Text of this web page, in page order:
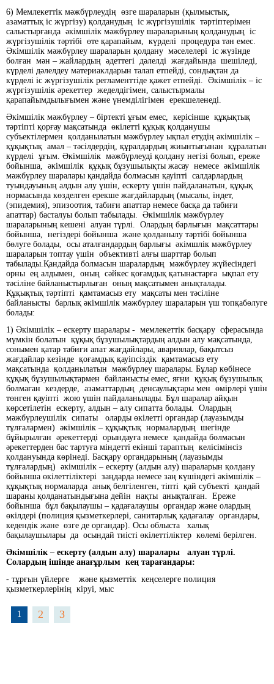
6) Мемлекеттік мәжбүрлеудің өзге шараларын (қылмыстық,
азаматтық іс жүргізу) қолданудың іс жүргізушілік тәртіптерімен
салыстырғанда әкімшілік мәжбүрлеу шараларының қолданудың іс
жүргізушілік тәртібі өте қарапайым, күрделі процедура тән емес.
Әкімшілік мәжбүрлеу шараларын қолдану мәселелері іс жүзінде
болған мән – жайлардың әдеттегі дәлелді жағдайында шешіледі,
күрделі дәлелдеу материаклдарын талап етпейді, сондықтан да
күрделі іс жүргізушілік регламенттіде қажет етпейді. Әкімшілік – іс
жүргізушілік әрекеттер жеделдігімен, салыстырмалы
қарапайымдылығымен және үнемділігімен ерекшеленеді.
Әкімшілік мәжбүрлеу – біртекті ұғым емес, керісінше құқықтық
тәртіпті қорғау мақсатында өкілетті құқық қолданушы
субъектілермен қолданылатын мәжбүрлеу ықпал етудің әкімшілік –
құқықтық амал – тәсілдердің, құралдардың жиынтығынан құралатын
күрделі ұғым. Әкімшілік мәжбүрлеуді қолдану негізі болып, ереже
бойынша, әкімшілік құқық бұзушылықты жасау немесе әкімшілік
мәжбүрлеу шаралары қандайда болмасын қауіпті салдарлардың
туындауының алдын алу үшін, ескерту үшін пайдаланатын, құқық
нормасында көзделген ерекше жағдайлардың (мысалы, індет,
(эпидемия), эпизоотия, табиғи апаттар немесе басқа да табиғи
апаттар) басталуы болып табылады. Әкімшілік мәжбүрлеу
шараларының кешені алуан түрлі. Олардың барлығын мақсаттары
бойынша, негіздері бойынша және қолданылу тәртібі бойынша
бөлуге болады, осы аталғандардың барлығы әкімшлік мәжбүрлеу
шараларын топтау үшін объективті алғы шарттар болып
табылады.Қандайда болмасын шаралардың мәжбүрлеу жүйесіндегі
орны ең алдымен, оның сәйкес қоғамдық қатынастарға ықпал ету
тәсіліне байланыстырлыған оның мақсатымен анықталады.
Құқықтық тәртіпті қамтамасыз ету мақсаты мен тәсіліне
байланысты барлық әкімшілік мәжбүрлеу шараларын үш топқабөлуге
болады:
1) Әкімшілік – ескерту шаралары - мемлекеттік басқару сферасында
мүмкін болатын құқық бұзушылықтардың алдын алу мақсатында,
сонымен қатар табиғи апат жағдайлары, авариялар, бақытсыз
жағдайлар кезінде қоғамдық қауіпсіздік қамтамасыз ету
мақсатында қолданылатын мәжбүрлеу шаралары. Бұлар көбінесе
құқық бұзушылықтармен байланысты емес, яғни құқық бұзушылық
болмаған кездерде, азаматтардың денсаулықтары мен өмірлері үшін
төнген қауіпті жою үшін пайдаланылады. Бұл шаралар айқын
көрсетілетін ескерту, алдын – алу сипатта болады. Олардың
мәжбүрлеушілік сипаты оларды өкілетті органдар (лауазымды
тұлғалармен) әкімшілік – құқықтық нормалардың шегінде
бұйырылған әрекеттерді орындауға немесе қандайда болмасын
әрекеттерден бас тартуға міндетті екінші тараптың келісімінсіз
қолдануында көрінеді. Басқару органдарының (лауазымды
тұлғалардың) әкімшілік – ескерту (алдын алу) шараларын қолдану
бойынша өкілеттіліктері заңдарда немесе заң күшіндегі әкімшілік –
құқықтық нормаларда анық белгіленген, тіпті қай субъекті қандай
шараны қолданатындығына дейін нақты анықталған. Ереже
бойынша бұл бақылаушы – қадағалаушы органдар және олардың
өкілдері (полиция қызметкерлері, санитарлық қадағалау органдары,
кедендік және өзге де органдар). Осы облыста халық
бақылаушылары да осындай тиісті өкілеттіліктер көлемі берілген.
Әкімшілік – ескерту (алдын алу) шаралары алуан түрлі.
Солардың ішінде анағұрлым кең тарағандары:
- тұрғын үйлерге және қызметтік кеңселерге полиция
қызметкерлерінің кіруі, мыс
1 2 3